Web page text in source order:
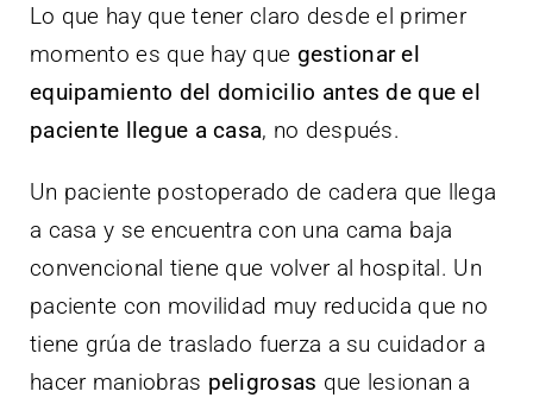
Lo que hay que tener claro desde el primer
momento es que hay que gestionar el
equipamiento del domicilio antes de que el
paciente llegue a casa, no después.
Un paciente postoperado de cadera que llega
a casa y se encuentra con una cama baja
convencional tiene que volver al hospital. Un
paciente con movilidad muy reducida que no
tiene grúa de traslado fuerza a su cuidador a
hacer maniobras peligrosas que lesionan a